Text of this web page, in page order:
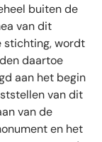
buiten de
van dit
stichting, wordt
daartoe
aan het begin
van dit
van de
en het